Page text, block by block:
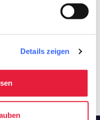
Details zeigen
Wurstwaren
del